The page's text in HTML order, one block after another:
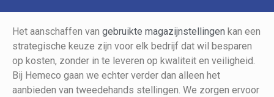
Het aanschaffen van gebruikte magazijnstellingen kan een
strategische keuze zijn voor elk bedrijf dat wil besparen
op kosten, zonder in te leveren op kwaliteit en veiligheid.
Bij Hemeco gaan we echter verder dan alleen het
aanbieden van tweedehands stellingen. We zorgen ervoor